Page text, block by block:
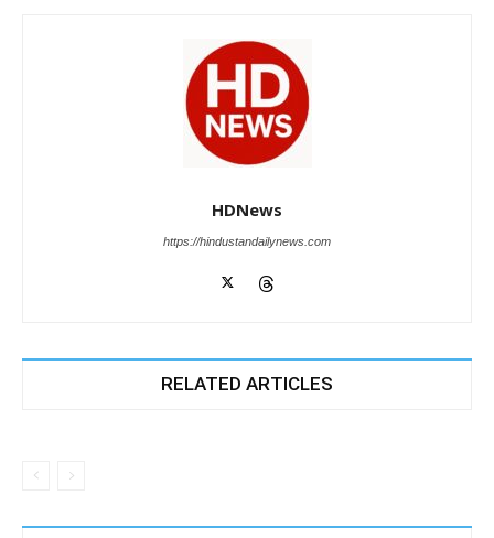
HDNews
https://hindustandailynews.com
RELATED ARTICLES